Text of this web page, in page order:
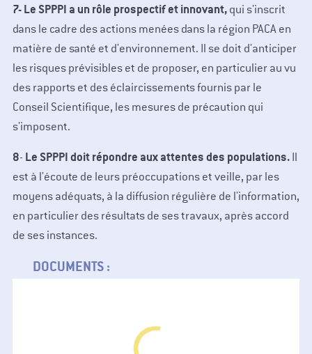
7- Le SPPPI a un rôle prospectif et innovant,qui s'inscrit
dans le cadre des actions menées dans la région PACA en
matière de santé et d'environnement. Il se doit d'anticiper
les risques prévisibles et de proposer, en particulier au vu
des rapports et des éclaircissements fournis par le
Conseil Scientifique, les mesures de précaution qui
s'imposent.
8- Le SPPPI doit répondre aux attentes des populations.Il
est à l'écoute de leurs préoccupations et veille, par les
moyens adéquats, à la diffusion régulière de l'information,
en particulier des résultats de ses travaux, après accord
de ses instances.
DOCUMENTS :